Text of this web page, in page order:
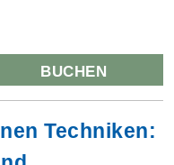
BUCHEN
Techniken: